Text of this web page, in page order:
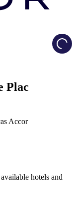
Plac
Accor
hotels and